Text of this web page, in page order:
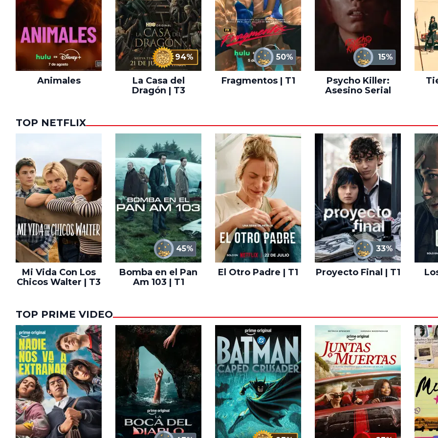
Animales
94%
La Casa del
Dragón | T3
50%
Fragmentos | T1
15%
Psycho Killer:
Asesino Serial
TOP NETFLIX
Mi Vida Con Los
Chicos Walter | T3
45%
Bomba en el Pan
Am 103 | T1
El Otro Padre | T1
33%
Proyecto Final | T1
TOP PRIME VIDEO